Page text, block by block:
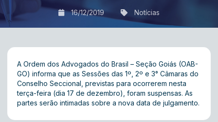
16/12/2019 Notícias
A Ordem dos Advogados do Brasil – Seção Goiás (OAB-
GO) informa que as Sessões das 1º, 2º e 3° Câmaras do
Conselho Seccional, previstas para ocorrerem nesta
terça-feira (dia 17 de dezembro), foram suspensas. As
partes serão intimadas sobre a nova data de julgamento.